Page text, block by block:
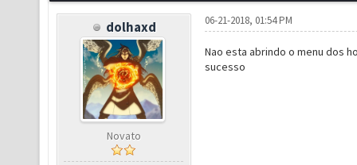
dolhaxd
Novato
06-21-2018, 01:54 PM
Nao esta abrindo o menu dos
sucesso